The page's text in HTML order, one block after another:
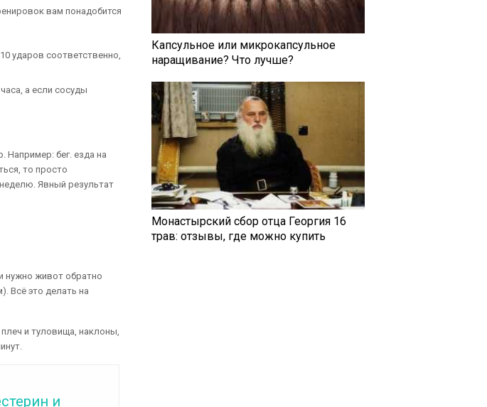
вам понадобится
ударов соответственно,
а если сосуды
Например: бег. езда на
то просто
Явный результат
нужно живот обратно
Всё это делать на
и туловища, наклоны,
и
Капсульное или микрокапсульное
наращивание? Что лучше?
Монастырский сбор отца Георгия 16
трав: отзывы, где можно купить